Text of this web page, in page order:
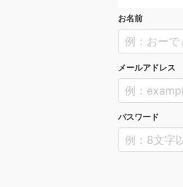
お名前
メールアドレス
パスワード